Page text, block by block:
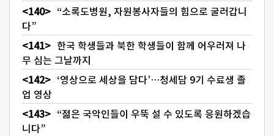
“소록도병원, 자원봉사자들의 힘으로 굴러갑니
다”
한국 학생들과 북한 학생들이 함께 어우러져 나
무 심는 그날까지
‘영상으로 세상을 담다’…청세담 9기 수료생 졸
업 영상
“젊은 국악인들이 우뚝 설 수 있도록 응원하겠습
니다”